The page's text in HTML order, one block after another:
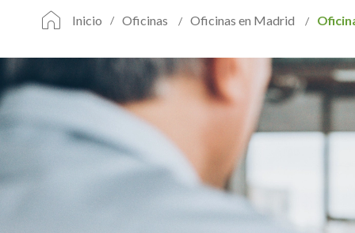
Inicio Oficinas Oficinas en Madrid